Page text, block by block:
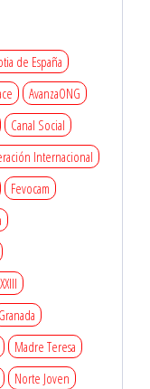
de España
AvanzaONG
Canal Social
Internacional
Fevocam
Granada
Madre Teresa
Norte Joven